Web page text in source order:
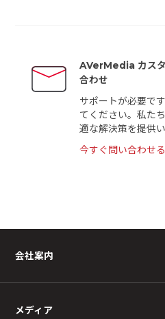
AVerMedia カス
合わせ
サポートが必要で
てください。私た
適な解決策を提供い
今すぐ問い合わせる
会社案内
メディア